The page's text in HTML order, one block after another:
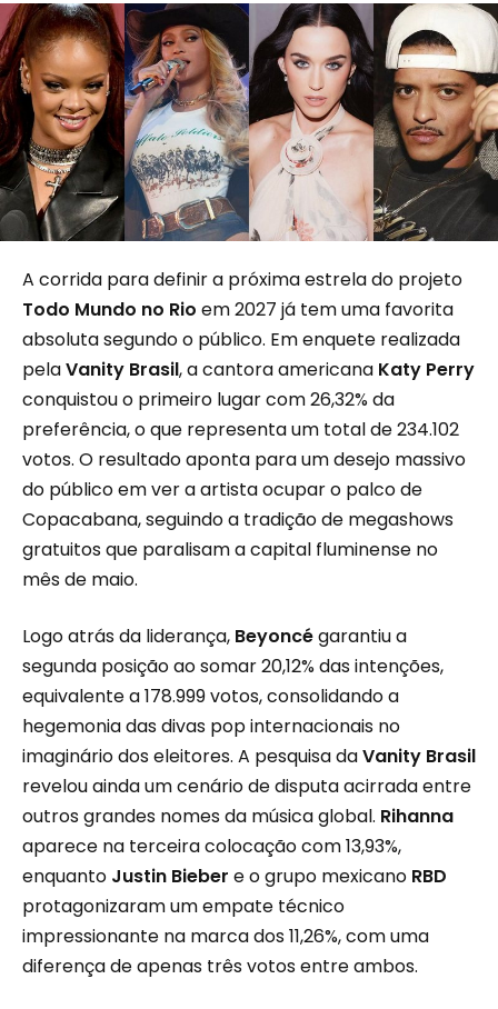
A corrida para definir a próxima estrela do projeto
Todo Mundo no Rio em 2027 já tem uma favorita
absoluta segundo o público. Em enquete realizada
pelaVanity Brasil, a cantora americana Katy Perry
conquistou o primeiro lugar com 26,32% da
preferência, o que representa um total de 234.102
votos. O resultado aponta para um desejo massivo
do público em ver a artista ocupar o palco de
Copacabana, seguindo a tradição de megashows
gratuitos que paralisam a capital fluminense no
mês de maio.
Logo atrás da liderança, Beyoncégarantiu a
segunda posição ao somar 20,12% das intenções,
equivalente a 178.999 votos, consolidando a
hegemonia das divas pop internacionais no
imaginário dos eleitores. A pesquisa daVanity Brasil
revelou ainda um cenário de disputa acirrada entre
outros grandes nomes da música global. Rihanna
aparece na terceira colocação com 13,93%,
enquanto Justin Bieber e o grupo mexicano RBD
protagonizaram um empate técnico
impressionante na marca dos 11,26%, com uma
diferença de apenas três votos entre ambos.